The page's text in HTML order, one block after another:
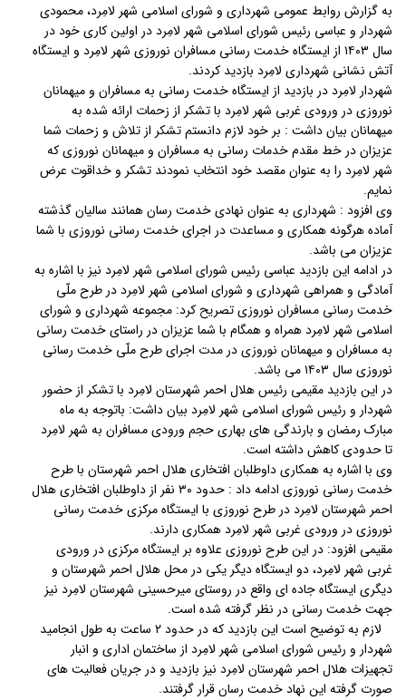
به گزارش روابط عمومی شهرداری و شورای اسلامی شهر لامِرد، محمودی
شهردار و عباسی رئیس شورای اسلامی شهر لامِرد در اولین کاری خود در
سال ۱۴۰۳ از ایستگاه خدمت رسانی مسافران نوروزی شهر لامِرد و ایستگاه
آتش نشانی شهرداری لامِرد بازدید کردند.
شهردار لامِرد در بازدید از ایستگاه خدمت رسانی به مسافران و میهمانان
نوروزی در ورودی غربی شهر لامِرد با تشکر از زحمات ارائه شده به
میهمانان بیان داشت : بر خود لازم دانستم تشکر از تلاش و زحمات شما
عزیزان در خط مقدم خدمات رسانی به مسافران و میهمانان نوروزی که
شهر لامِرد را به عنوان مقصد خود انتخاب نمودند تشکر و خداقوت عرض
نمایم.
وی افزود : شهرداری به عنوان نهادی خدمت رسان همانند سالیان گذشته
آماده هرگونه همکاری و مساعدت در اجرای خدمت رسانی نوروزی با شما
عزیزان می باشد.
در ادامه این بازدید عباسی رئیس شورای اسلامی شهر لامِرد نیز با اشاره به
آمادگی و همراهی شهرداری و شورای اسلامی شهر لامِرد در طرح ملّی
خدمت رسانی مسافران نوروزی تصریح کرد: مجموعه شهرداری و شورای
اسلامی شهر لامِرد همراه و همگام با شما عزیزان در راستای خدمت رسانی
به مسافران و میهمانان نوروزی در مدت اجرای طرح ملّی خدمت رسانی
نوروزی سال ۱۴۰۳ می باشد.
در این بازدید مقیمی رئیس هلال احمر شهرستان لامِرد با تشکر از حضور
شهردار و رئیس شورای اسلامی شهر لامِرد بیان داشت: باتوجه به ماه
مبارک رمضان و بارندگی های بهاری حجم ورودی مسافران به شهر لامِرد
تا حدودی کاهش داشته است.
وی با اشاره به همکاری داوطلبان افتخاری هلال احمر شهرستان با طرح
خدمت رسانی نوروزی ادامه داد : حدود ۳۰ نفر از داوطلبان افتخاری هلال
احمر شهرستان لامِرد در طرح نوروزی با ایستگاه مرکزی خدمت رسانی
نوروزی در ورودی غربی شهر لامِرد همکاری دارند.
مقیمی افزود: در این طرح نوروزی علاوه بر ایستگاه مرکزی در ورودی
غربی شهر لامِرد، دو ایستگاه دیگر یکی در محل هلال احمر شهرستان و
دیگری ایستگاه جاده ای واقع در روستای میرحسینی شهرستان لامِرد نیز
جهت خدمت رسانی در نظر گرفته شده است.
لازم به توضیح است این بازدید که در حدود ۲ ساعت به طول انجامید
شهردار و رئیس شورای اسلامی شهر لامِرد از ساختمان اداری و انبار
تجهیزات هلال احمر شهرستان لامِرد نیز بازدید و در جریان فعالیت های
صورت گرفته این نهاد خدمت رسان قرار گرفتند.